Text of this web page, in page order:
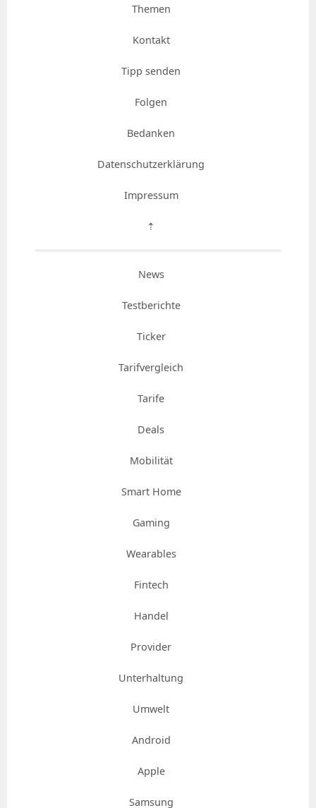
Themen
Kontakt
Tipp senden
Folgen
Bedanken
Datenschutzerklärung
Impressum
⇡
News
Testberichte
Ticker
Tarifvergleich
Tarife
Deals
Mobilität
Smart Home
Gaming
Wearables
Fintech
Handel
Provider
Unterhaltung
Umwelt
Android
Apple
Samsung